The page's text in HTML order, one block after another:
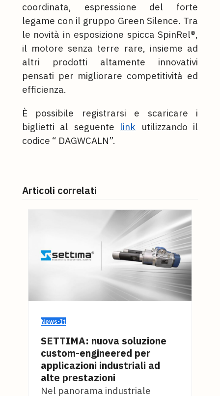
coordinata, espressione del forte
legame con il gruppo Green Silence. Tra
le novità in esposizione spicca SpinRel®,
il motore senza terre rare, insieme ad
altri prodotti altamente innovativi
pensati per migliorare competitività ed
efficienza.
È possibile registrarsi e scaricare i
biglietti al seguente link utilizzando il
codice “ DAGWCALN”.
Articoli correlati
News-It
SETTIMA: nuova soluzione
custom-engineered per
applicazioni industriali ad
alte prestazioni
Nel panorama industriale